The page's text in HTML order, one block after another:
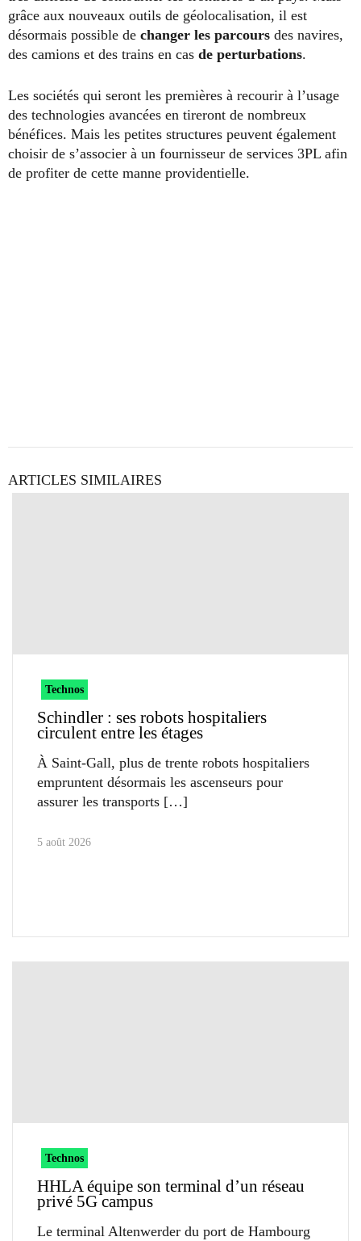
grâce aux nouveaux outils de géolocalisation, il est
désormais possible de changer les parcours des navires,
des camions et des trains en cas de perturbations.
Les sociétés qui seront les premières à recourir à l’usage
des technologies avancées en tireront de nombreux
bénéfices. Mais les petites structures peuvent également
choisir de s’associer à un fournisseur de services 3PL afin
de profiter de cette manne providentielle.
ARTICLES SIMILAIRES
Technos
Schindler : ses robots hospitaliers
circulent entre les étages
À Saint-Gall, plus de trente robots hospitaliers
empruntent désormais les ascenseurs pour
assurer les transports
5 août 2026
Technos
HHLA équipe son terminal d’un réseau
privé 5G campus
Le terminal Altenwerder du port de Hambourg